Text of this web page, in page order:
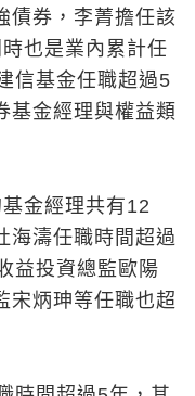
債券，李菁擔任該
也是業內累計任
信基金任職超過5
基金經理與權益類
金經理共有12
海濤任職時間超過
益投資總監歐陽
宋炳珅等任職也超